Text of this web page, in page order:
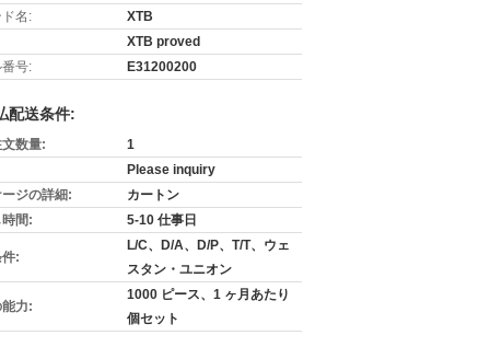
名:
XTB
XTB proved
号:
E31200200
配送条件:
数量:
1
Please inquiry
ジの詳細:
カートン
間:
5-10 仕事日
:
L/C、D/A、D/P、T/T、ウェ
スタン・ユニオン
力:
1000 ピース、1 ヶ月あたり
個セット